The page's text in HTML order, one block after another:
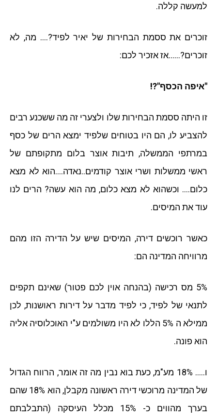
למעשה קללה.
זוכרים את ססמת הבחירות של יאיר לפיד?…. מה, לא
זוכרים?……אז אזכיר לכם:
"איפה הכסף"?!
זו היתה ססמת הבחירות שלו ולצערי זה מה ששכנע רבים
להצביע לו, הם היו בטוחים שלפיד ימצא הרים של כסף
במרתפי הממשלה, תיבות אוצר בלום מתקופתם של
ראשי ממשלות ושרי אוצר קודמים..נאדה….הוא לא מצא
כלום…. וכשהוא לא מצא כלום, מה הוא עשה? הרים לנו
עוד את המיסים.
כאשר רוכשים דירה, המיסים שיש על הדירה הזו מהם
מרוויחה המדינה הם:
5% מס רכישה (בהנחה אוין לכם פטור) שאינם תקפים
לתנאי של לפיד, כי לפיד מדבר על דירות ראושנות, לכן
ממילא ה 5% הללו לא היו משולמים ע"י האוכלוסיה אליה
הוא פונה.
ו….. 18% מע"מ, כעת בוא נבין מה זה אומר, הרווח הגדול
של המדינה מרוכשי דירה ראשונה מקבלן, הוא 18% שהם
בערך מהווים כ- 15% מכלל העיסקה (התבלבתם